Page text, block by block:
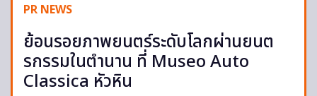
PR NEWS
ย้อนรอยภาพยนตร์ระดับโลกผ่านยนต
รกรรมในตำนาน ที่ Museo Auto
Classica หัวหิน